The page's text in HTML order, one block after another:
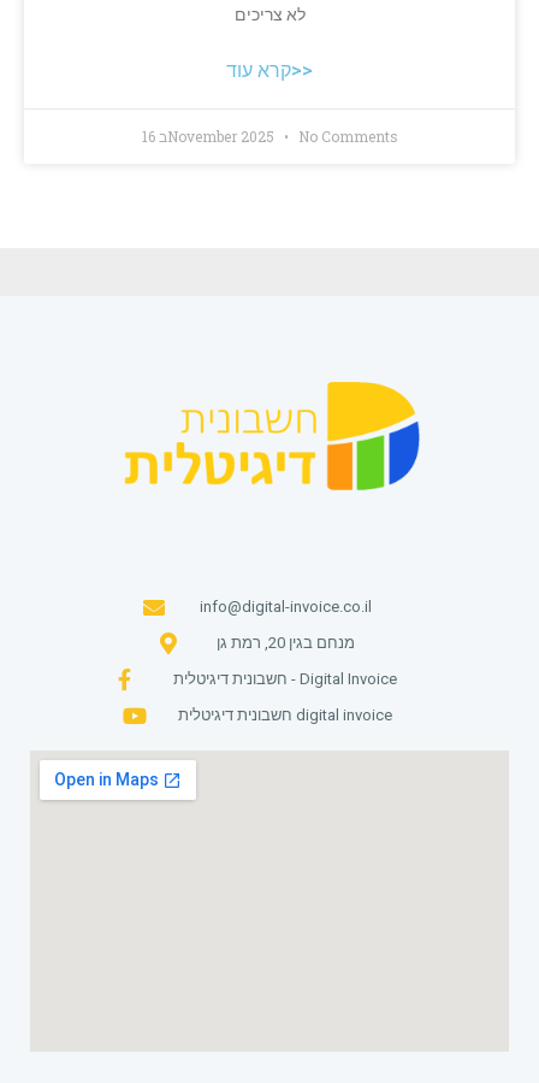
לא צריכים
קרא עוד>>
16 בNovember 2025 No Comments
info@digital-invoice.co.il
מנחם בגין 20, רמת גן
חשבונית דיגיטלית - Digital Invoice
חשבונית דיגיטלית digital invoice